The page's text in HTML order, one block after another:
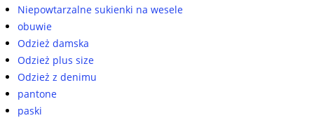
Niepowtarzalne sukienki na wesele
obuwie
Odzież damska
Odzież plus size
Odzież z denimu
pantone
paski